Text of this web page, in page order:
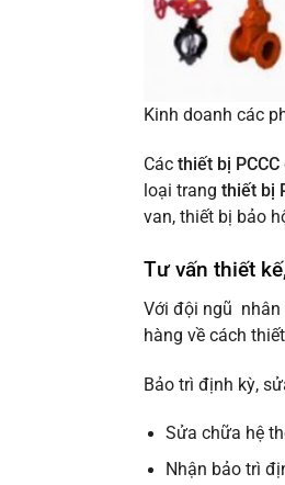
Kinh doanh các
Các thiết bị PCCC
loại trang thiết bị
van, thiết bị bảo
Tư vấn thiết
Với đội ngũ nhân
hàng về cách
Bảo trì định kỳ,
Sửa chữa hệ
Nhận bảo trì